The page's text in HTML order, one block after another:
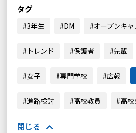
タグ
3年生 DM オープンキ
トレンド 保護者 先輩
女子 専門学校 広報
進路検討 高校教員 高校
閉じる